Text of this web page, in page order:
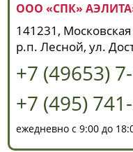
ООО «СПК»
141231,
р.п. Лесной, ул.
+7 (49653)
+7 (495)
ежедневно с 9:00 до